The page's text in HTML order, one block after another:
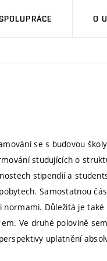
O
se s budovou
studujících o
stipendií a
Samostatnou
Důležitá je
Ve druhé polovině
uplatnění